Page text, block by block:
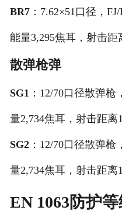
BR7：7.62×51口径，
能量3,295焦耳，射击距
散弹枪弹
SG1 ：12/70口径散弹
量2,734焦耳，射击距离
SG2：12/70口径散弹枪
量2,734焦耳，射击距离
EN 1063防护